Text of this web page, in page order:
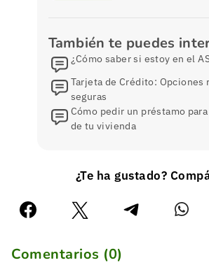
También te puedes
¿Cómo saber si estoy en el
Tarjeta de Crédito: Opciones
seguras
Cómo pedir un préstamo
de tu vivienda
¿Te ha gustado?
Comentarios (0)